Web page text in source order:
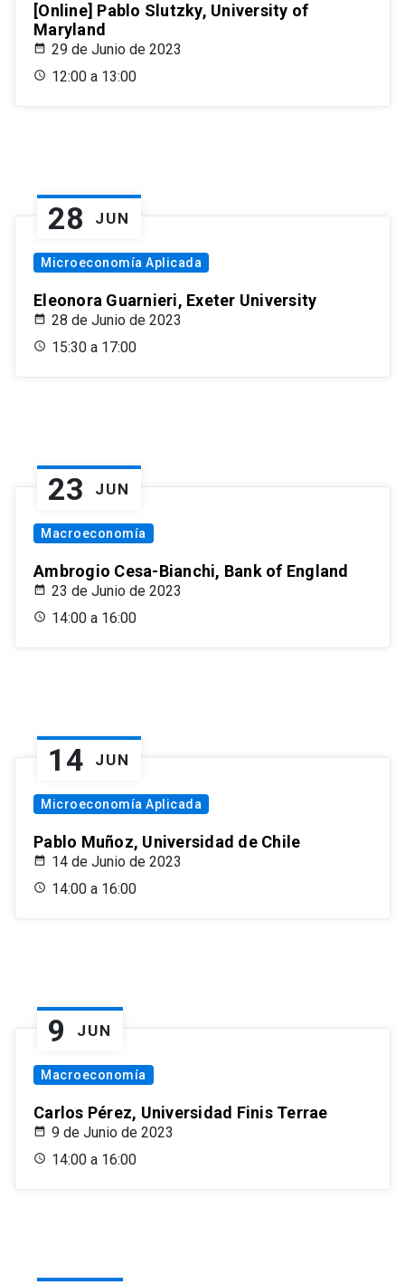
[Online] Pablo Slutzky, University of
Maryland
29 de Junio de 2023
12:00 a 13:00
28 JUN
Microeconomía Aplicada
Eleonora Guarnieri, Exeter University
28 de Junio de 2023
15:30 a 17:00
23 JUN
Macroeconomía
Ambrogio Cesa-Bianchi, Bank of England
23 de Junio de 2023
14:00 a 16:00
14 JUN
Microeconomía Aplicada
Pablo Muñoz, Universidad de Chile
14 de Junio de 2023
14:00 a 16:00
9 JUN
Macroeconomía
Carlos Pérez, Universidad Finis Terrae
9 de Junio de 2023
14:00 a 16:00